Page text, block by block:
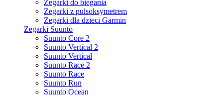
Zegarki do biegania
Zegarki z pulsoksymetrem
Zegarki dla dzieci Garmin
Zegarki Suunto
Suunto Core 2
Suunto Vertical 2
Suunto Vertical
Suunto Race 2
Suunto Race
Suunto Run
Suunto Ocean